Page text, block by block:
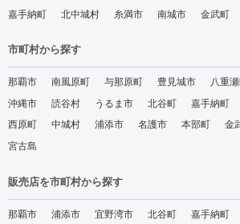
嘉手納町
北中城村 糸満市 南城市 金武町
市町村から探す
那覇市 南風原町 与那原町 豊見城市 八重
沖縄市
読谷村 うるま市 北谷町 嘉手納町
西原町
中城村 浦添市 名護市 本部町 金
宮古島
販売店を市町村から探す
那覇市 浦添市 宜野湾市 北谷町 嘉手納町